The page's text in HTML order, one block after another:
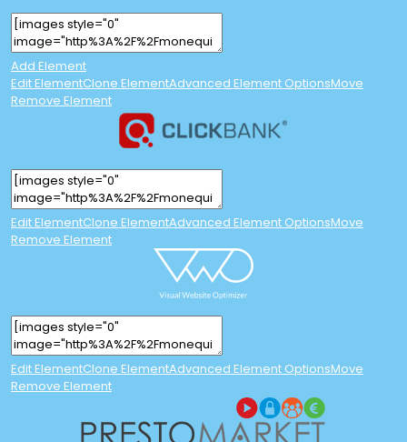
Add Element
Edit ElementClone ElementAdvanced Element OptionsMove
Remove Element
Edit ElementClone ElementAdvanced Element OptionsMove
Remove Element
Edit ElementClone ElementAdvanced Element OptionsMove
Remove Element